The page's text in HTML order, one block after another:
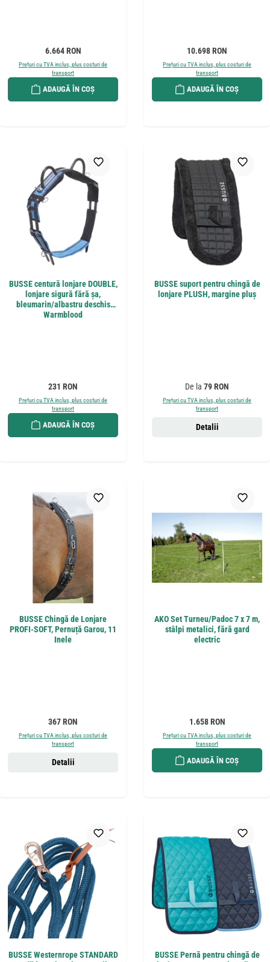
Preț obișnuit:
6.664 RON
Prețuri cu TVA inclus, plus costuri de
transport
ADAUGĂ ÎN COȘ
Preț obișnuit:
10.698 RON
Prețuri cu TVA inclus, plus costuri de
transport
ADAUGĂ ÎN COȘ
BUSSE centură lonjare DOUBLE,
lonjare sigură fără șa,
bleumarin/albastru deschis
Warmblood
Preț obișnuit:
231 RON
Prețuri cu TVA inclus, plus costuri de
transport
ADAUGĂ ÎN COȘ
BUSSE suport pentru chingă de
lonjare PLUSH, margine pluș
Preț obișnuit:
De la 79 RON
Prețuri cu TVA inclus, plus costuri de
transport
Detalii
BUSSE Chingă de Lonjare
PROFI-SOFT, Pernuță Garou, 11
Inele
Preț obișnuit:
367 RON
Prețuri cu TVA inclus, plus costuri de
transport
Detalii
AKO Set Turneu/Padoc 7 x 7 m,
stâlpi metalici, fără gard
electric
Preț obișnuit:
1.658 RON
Prețuri cu TVA inclus, plus costuri de
transport
ADAUGĂ ÎN COȘ
BUSSE Westernrope STANDARD
BUSSE Pernă pentru chingă de